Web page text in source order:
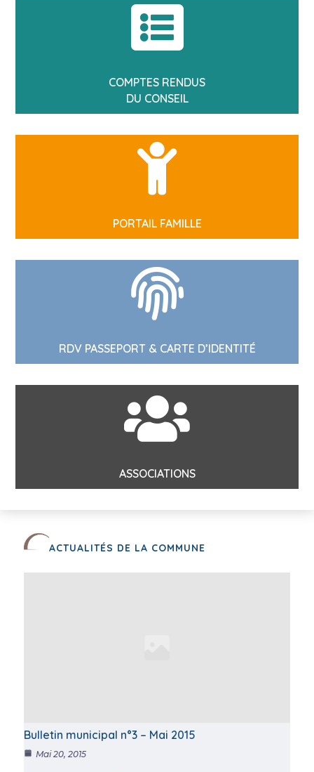

COMPTES RENDUS
DU CONSEIL

PORTAIL FAMILLE

RDV PASSEPORT & CARTE D’IDENTITÉ

ASSOCIATIONS
ACTUALITÉS DE LA COMMUNE
Bulletin municipal n°3 – Mai 2015
Mai 20, 2015